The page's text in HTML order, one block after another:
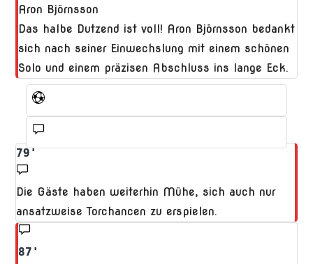
Aron Björnsson
Das halbe Dutzend ist voll! Aron Björnsson bedankt
sich nach seiner Einwechslung mit einem schönen
Solo und einem präzisen Abschluss ins lange Eck.
79'
Die Gäste haben weiterhin Mühe, sich auch nur
ansatzweise Torchancen zu erspielen.
87'